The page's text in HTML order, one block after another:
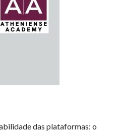
das plataformas: o